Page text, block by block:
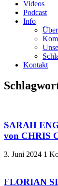
Videos
Podcast
Info
Kontakt
SARAH
von CHRIS
3. Juni 2024 1
FLORIAN